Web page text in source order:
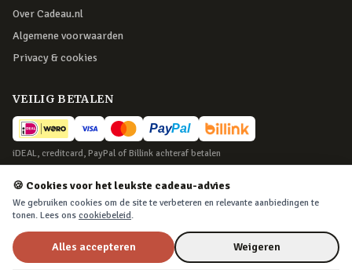
Over Cadeau.nl
Algemene voorwaarden
Privacy & cookies
VEILIG BETALEN
iDEAL, creditcard, PayPal of Billink achteraf betalen
BEZORGING
Voor 22:45 besteld, morgen in huis. Tot 365 dagen retourneren.
©2026Cadeau.nl — Alle rechten voorbehouden
🍪 Cookies voor het leukste cadeau-advies
We gebruiken cookies om de site te verbeteren en relevante aanbiedingen te
tonen. Lees ons cookiebeleid.
Alles accepteren Weigeren